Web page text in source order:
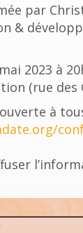
par
&
2023 à
(rue des
à